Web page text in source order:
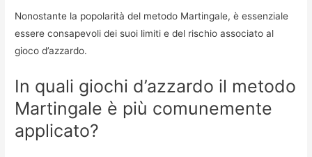
Nonostante la popolarità del metodo Martingale, è essenziale
essere consapevoli dei suoi limiti e del rischio associato al
gioco d’azzardo.
In quali giochi d’azzardo il metodo
Martingale è più comunemente
applicato?